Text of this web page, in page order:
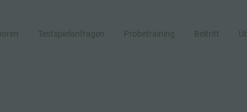
Testspielanfragen Probetraining Beitritt